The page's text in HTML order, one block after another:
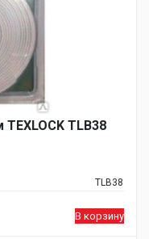
TLB38
TLB38
В корзину